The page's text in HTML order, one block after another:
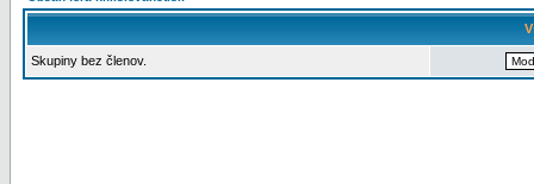
Skupiny bez členov.